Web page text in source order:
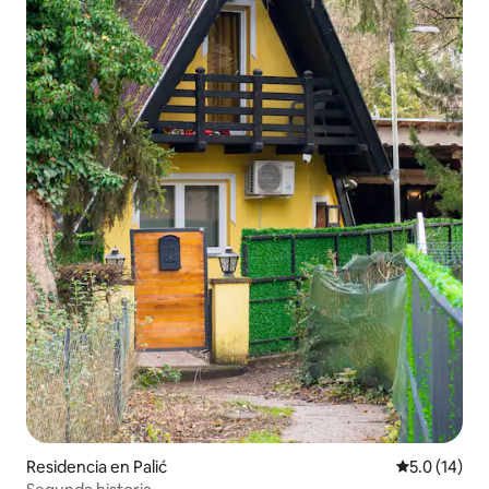
Residencia en Palić Calificación
5.0 (14)